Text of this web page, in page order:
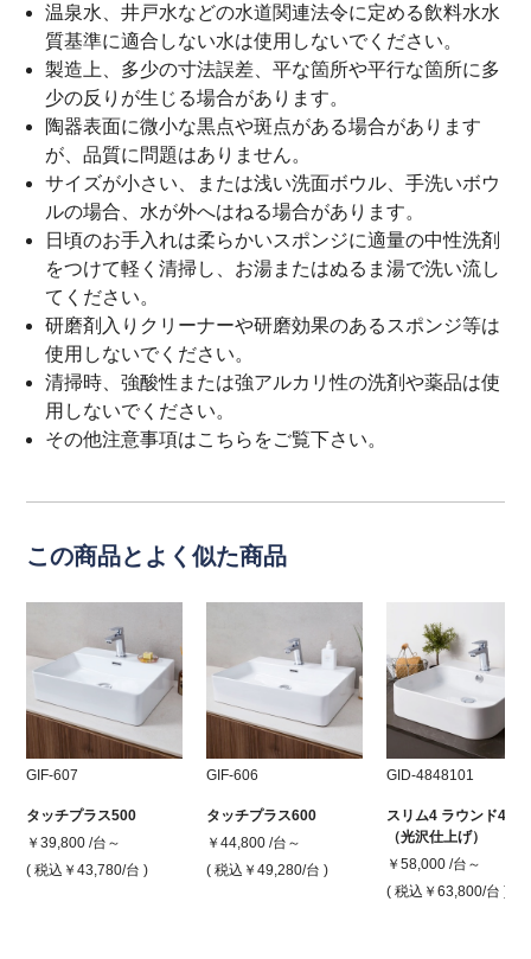
温泉水、井戸水などの水道関連法令に定める飲料水水
質基準に適合しない水は使用しないでください。
製造上、多少の寸法誤差、平な箇所や平行な箇所に多
少の反りが生じる場合があります。
陶器表面に微小な黒点や斑点がある場合があります
が、品質に問題はありません。
サイズが小さい、または浅い洗面ボウル、手洗いボウ
ルの場合、水が外へはねる場合があります。
日頃のお手入れは柔らかいスポンジに適量の中性洗剤
をつけて軽く清掃し、お湯またはぬるま湯で洗い流し
てください。
研磨剤入りクリーナーや研磨効果のあるスポンジ等は
使用しないでください。
清掃時、強酸性または強アルカリ性の洗剤や薬品は使
用しないでください。
その他注意事項はこちら をご覧下さい。
この商品とよく似た商品
GIF-607
タッチプラス500
￥39,800 /台～
( 税込￥43,780/台 )
GIF-606
タッチプラス600
￥44,800 /台～
( 税込￥49,280/台 )
GID-4848101
スリム4 ラウンド480
（光沢仕上げ）
￥58,000 /台～
( 税込￥63,800/台 )